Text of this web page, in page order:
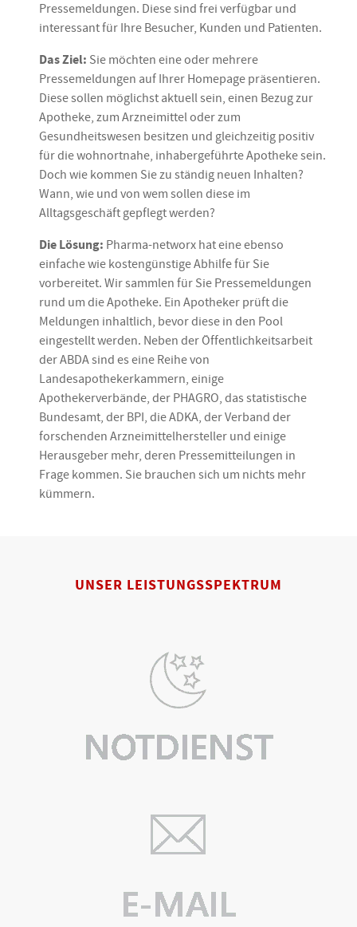
Pressemeldungen. Diese sind frei verfügbar und
interessant für Ihre Besucher, Kunden und Patienten.
Das Ziel: Sie möchten eine oder mehrere
Pressemeldungen auf Ihrer Homepage präsentieren.
Diese sollen möglichst aktuell sein, einen Bezug zur
Apotheke, zum Arzneimittel oder zum
Gesundheitswesen besitzen und gleichzeitig positiv
für die wohnortnahe, inhabergeführte Apotheke sein.
Doch wie kommen Sie zu ständig neuen Inhalten?
Wann, wie und von wem sollen diese im
Alltagsgeschäft gepflegt werden?
Die Lösung: Pharma-networx hat eine ebenso
einfache wie kostengünstige Abhilfe für Sie
vorbereitet. Wir sammlen für Sie Pressemeldungen
rund um die Apotheke. Ein Apotheker prüft die
Meldungen inhaltlich, bevor diese in den Pool
eingestellt werden. Neben der Öffentlichkeitsarbeit
der ABDA sind es eine Reihe von
Landesapothekerkammern, einige
Apothekerverbände, der PHAGRO, das statistische
Bundesamt, der BPI, die ADKA, der Verband der
forschenden Arzneimittelhersteller und einige
Herausgeber mehr, deren Pressemitteilungen in
Frage kommen. Sie brauchen sich um nichts mehr
kümmern.
UNSER LEISTUNGSSPEKTRUM
ELEKTRONISCHE
NOTDIENSTANZEIGE
365 Tage im Jahr den aktuellen Notdienst in Ihren Schaufenster.
MAILPOSTFÄCHER
Wir kümmern uns um Ihr Mailpostfach.
Mehr erfahren...